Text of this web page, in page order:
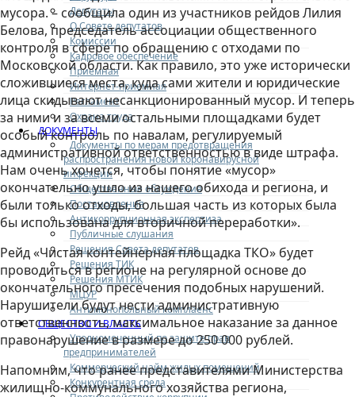
Депутаты
О Совете депутатов
Комиссии
Кадровое обеспечение
Приемная
Интернет-приемная
Регламент
Охрана труда
ДОКУМЕНТЫ
Документы по мерам предотвращения
распространения новой коронавирусной
инфекции
Общественные обсуждения
Постановления
Антикоррупционная экспертиза
Публичные слушания
Решения Совета депутатов
Решения ТИК
Решения МТИК
МЦУР
Антимонопольный комплаенс
ОБЩЕСТВО И ВЛАСТЬ
Уполномоченный по защите прав
предпринимателей
Коммерческий найм жилых помещений
Конкурентная среда
мусора. – сообщила один из участников рейдов Лилия
Белова, председатель ассоциации общественного
контроля в сфере по обращению с отходами по
Московской области. Как правило, это уже исторически
сложившиеся места, куда сами жители и юридические
лица скидывают несанкционированный мусор. И теперь
за ними и за всеми остальными площадками будет
особый контроль по навалам, регулируемый
административной ответственностью в виде штрафа.
Нам очень хочется, чтобы понятие «мусор»
окончательно ушло из нашего обихода и региона, и
были только отходы, большая часть из которых была
бы использована для вторичной переработки».
Рейд «Чистая контейнерная площадка ТКО» будет
проводиться в регионе на регулярной основе до
окончательного пресечения подобных нарушений.
Нарушители будут нести административную
ответственность, максимальное наказание за данное
правонарушение в размере до 250 000 рублей.
Напомним, что ранее представителями Министерства
жилищно-коммунального хозяйства региона,